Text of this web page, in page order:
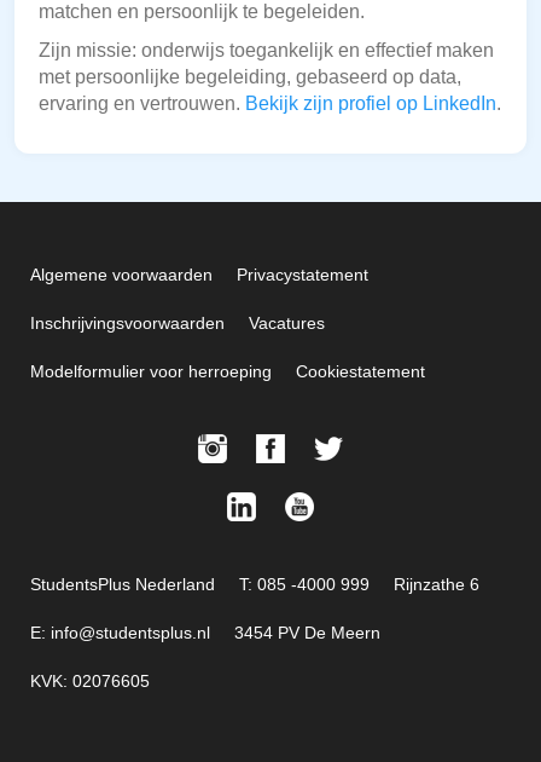
matchen en persoonlijk te begeleiden.
Zijn missie: onderwijs toegankelijk en effectief maken
met persoonlijke begeleiding, gebaseerd op data,
ervaring en vertrouwen. Bekijk zijn profiel op LinkedIn.
Algemene voorwaarden Privacystatement
Inschrijvingsvoorwaarden Vacatures
Modelformulier voor herroeping Cookiestatement
StudentsPlus Nederland T: 085 -4000 999 Rijnzathe 6
E: info@studentsplus.nl 3454 PV De Meern
KVK: 02076605